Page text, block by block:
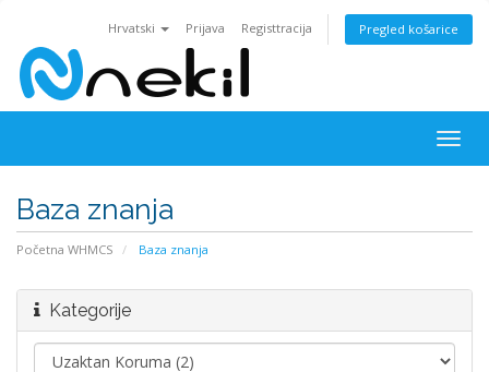
Hrvatski Prijava Registtracija Pregled košarice
Baza znanja
Početna WHMCS Baza znanja
Kategorije